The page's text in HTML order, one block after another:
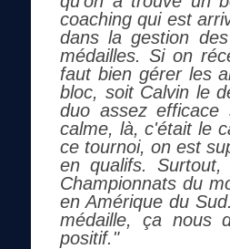
coaching qui est
dans la gestion
médailles. Si on
faut bien gérer les
bloc, soit Calvin le
duo assez
calme, là, c'était le
ce tournoi, on est
en qualifs.
Championnats du
en Amérique du
médaille, ça nous
positif."